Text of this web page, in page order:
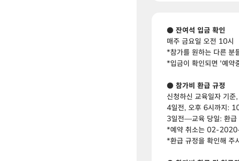
● 잔여석 입금 확인
매주 금요일 오전 10시
*참가를 원하는 다른 분
*입금이 확인되면 '예약
● 참가비 환급 규정
신청하신 교육일자 기
4일전, 오후 6시까지:
3일전—교육 당일: 환급
*예약 취소는 02-
*환급 규정을 확인해 주